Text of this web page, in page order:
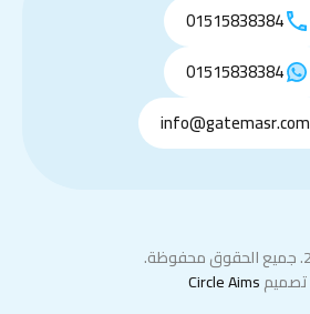
01515838384
01515838384
info@gatemasr.com
تصميمCircle Aims